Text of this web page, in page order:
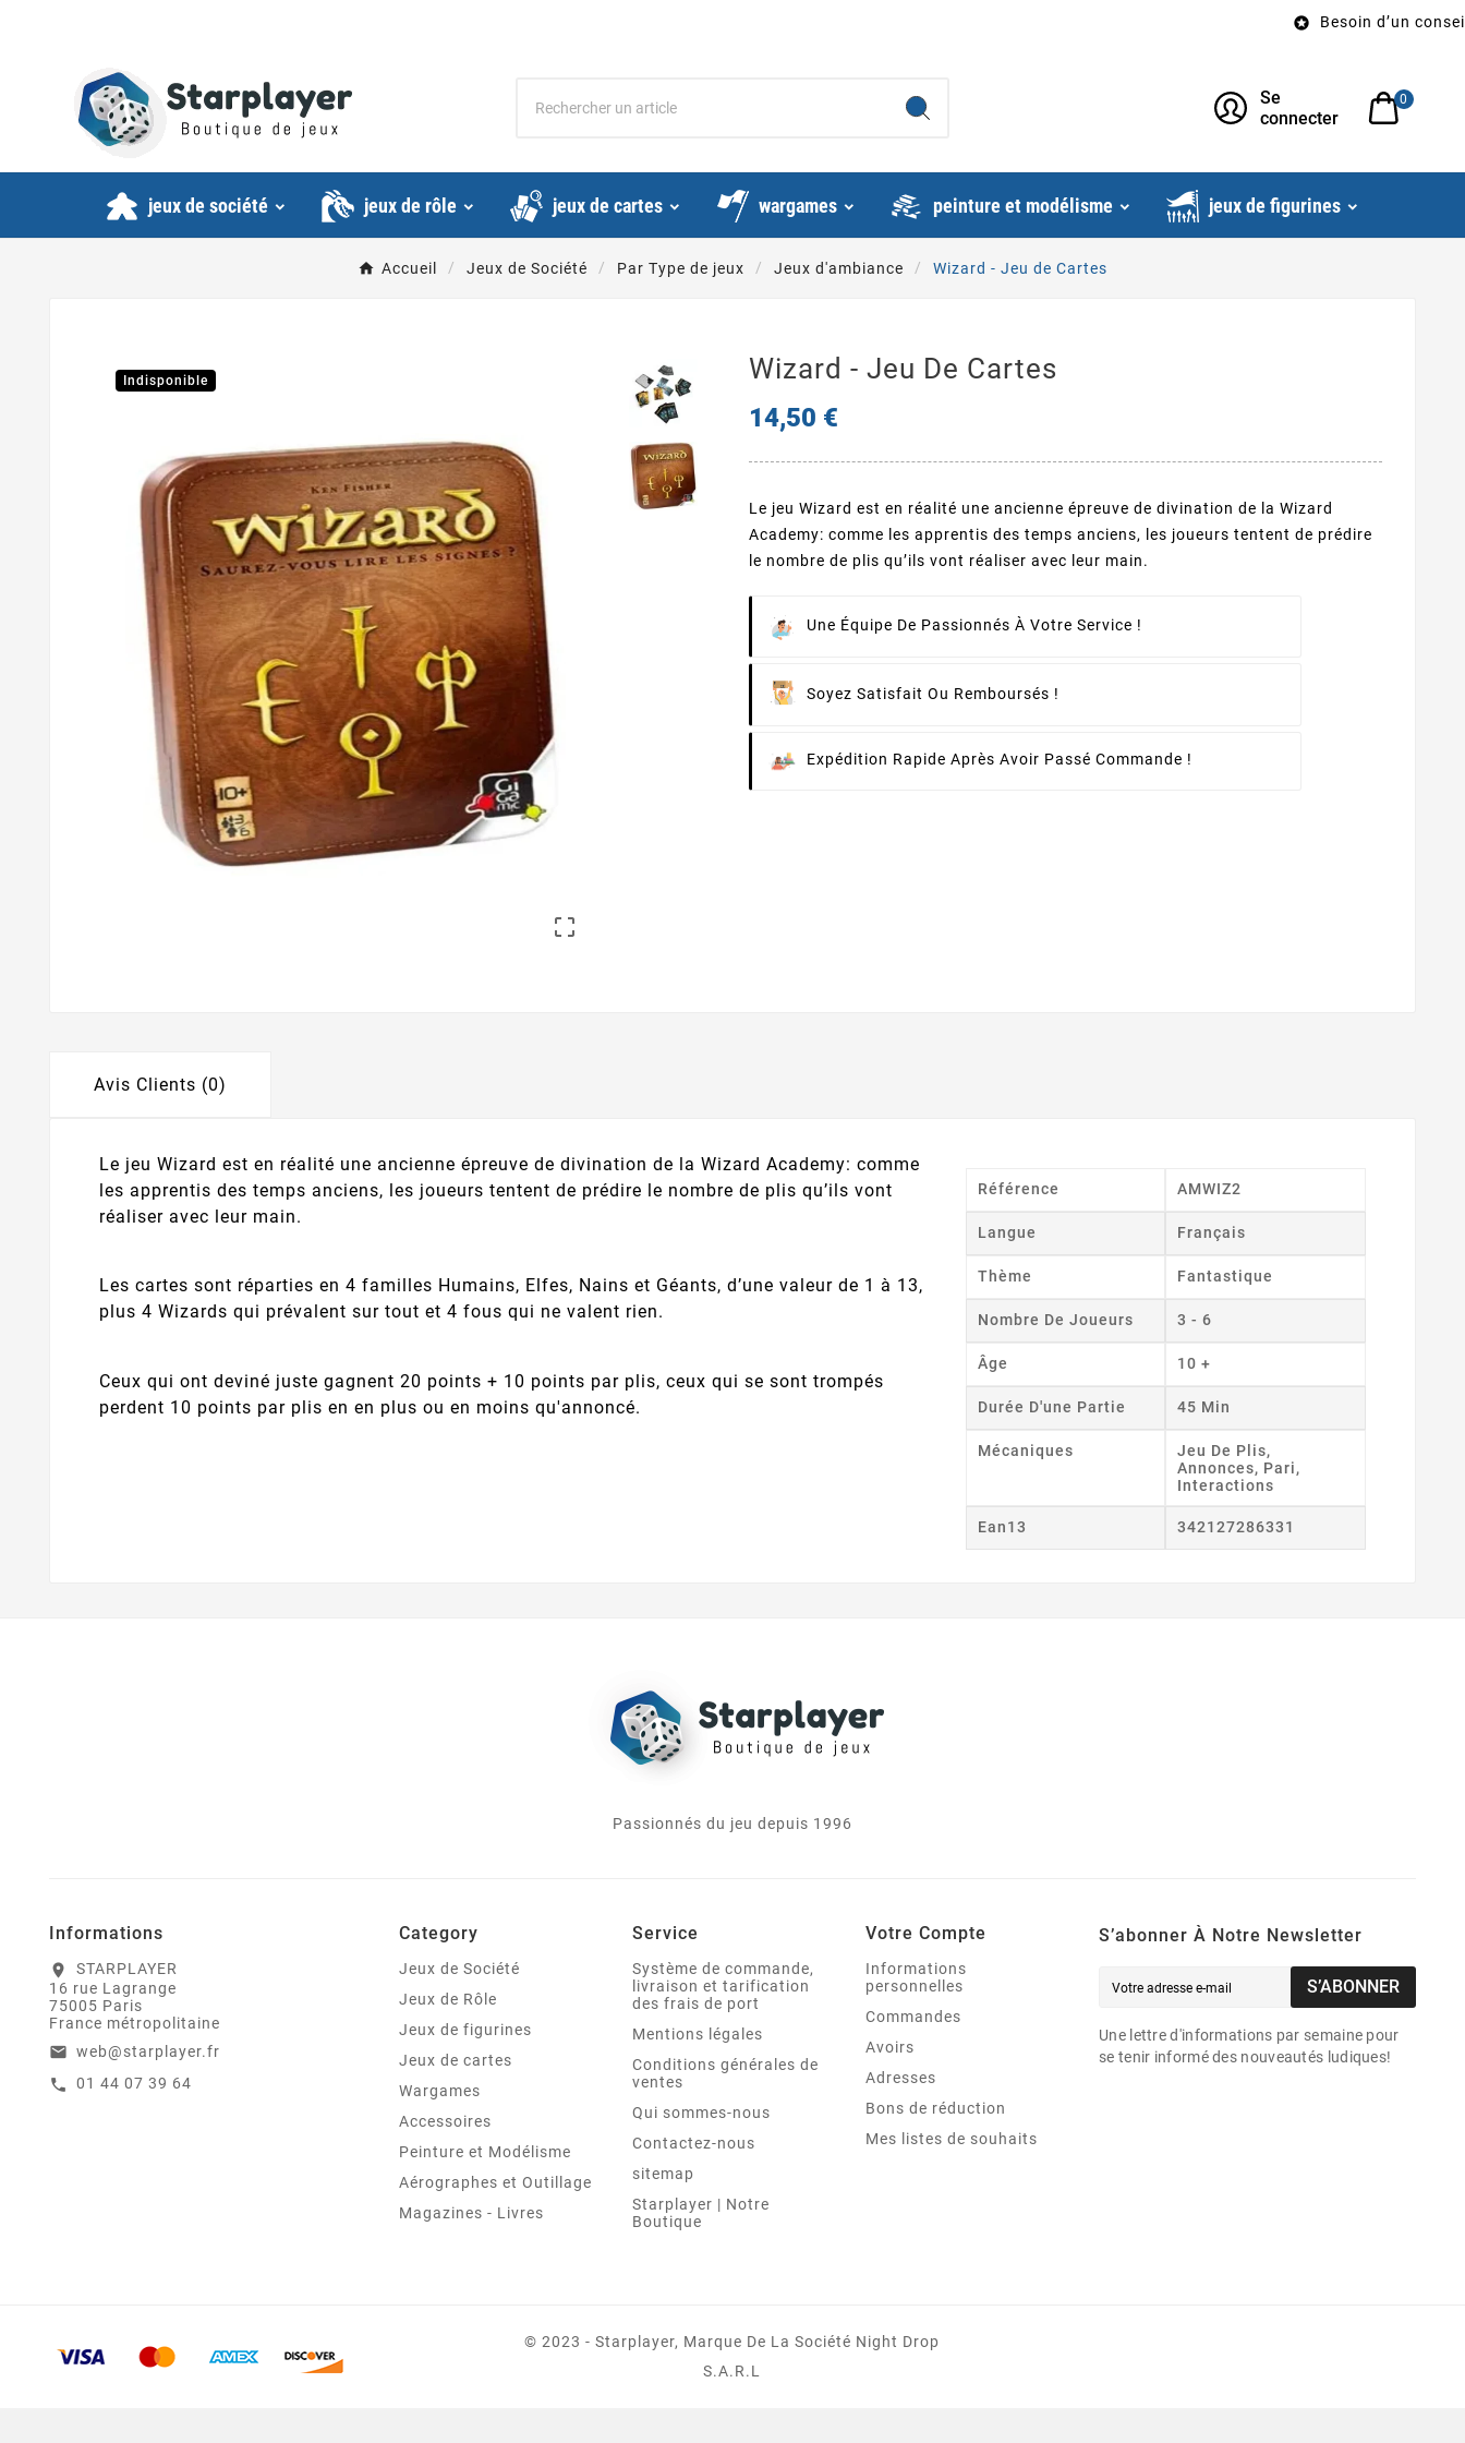
Besoin d’un conseil?
Se
connecter
0
jeux de société jeux de rôle jeux de cartes wargames peinture et modélisme jeux de figurines
Accueil Jeux de Société Par Type de jeux Jeux d'ambiance Wizard - Jeu de Cartes
Indisponible

Wizard - Jeu De Cartes
14,50 €
Le jeu Wizard est en réalité une ancienne épreuve de divination de la Wizard
Academy: comme les apprentis des temps anciens, les joueurs tentent de prédire
le nombre de plis qu’ils vont réaliser avec leur main.
Une Équipe De Passionnés À Votre Service !
Soyez Satisfait Ou Remboursés !
Expédition Rapide Après Avoir Passé Commande !
Avis Clients (0)
Le jeu Wizard est en réalité une ancienne épreuve de divination de la Wizard Academy: comme
les apprentis des temps anciens, les joueurs tentent de prédire le nombre de plis qu’ils vont
réaliser avec leur main.
Les cartes sont réparties en 4 familles Humains, Elfes, Nains et Géants, d’une valeur de 1 à 13,
plus 4 Wizards qui prévalent sur tout et 4 fous qui ne valent rien.
Ceux qui ont deviné juste gagnent 20 points + 10 points par plis, ceux qui se sont trompés
perdent 10 points par plis en en plus ou en moins qu'annoncé.
Référence AMWIZ2
Langue Français
Thème Fantastique
Nombre De Joueurs 3 - 6
Âge 10 +
Durée D'une Partie 45 Min
Mécaniques
Jeu De Plis,
Annonces, Pari,
Interactions
Ean13 342127286331
Passionnés du jeu depuis 1996
Informations
location_on
STARPLAYER
16 rue Lagrange
75005 Paris
France métropolitaine
email web@starplayer.fr
call 01 44 07 39 64
Category
Jeux de Société
Jeux de Rôle
Jeux de figurines
Jeux de cartes
Wargames
Accessoires
Peinture et Modélisme
Aérographes et Outillage
Magazines - Livres
Service
Système de commande,
livraison et tarification
des frais de port
Mentions légales
Conditions générales de
ventes
Qui sommes-nous
Contactez-nous
sitemap
Starplayer | Notre
Boutique
Votre Compte
Informations
personnelles
Commandes
Avoirs
Adresses
Bons de réduction
Mes listes de souhaits
S’abonner À Notre Newsletter
S’ABONNER
Une lettre d'informations par semaine pour
se tenir informé des nouveautés ludiques!
© 2023 - Starplayer, Marque De La Société Night Drop
S.A.R.L